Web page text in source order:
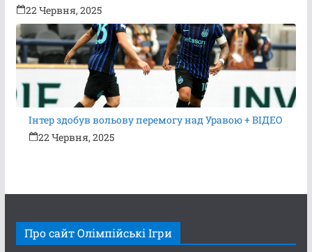
22 Червня, 2025
Інтер здобув вольову перемогу над Уравою + ВІДЕО
22 Червня, 2025
Про сайт Олімпійські Ігри